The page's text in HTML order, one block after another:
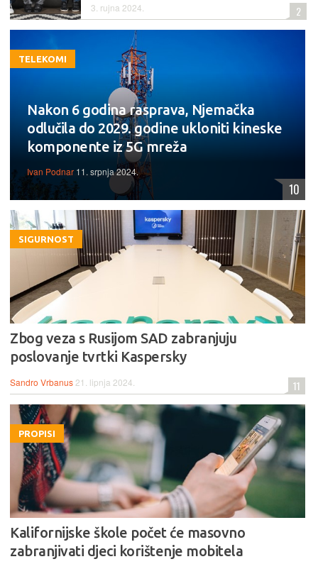
3. rujna 2024. 2
TELEKOMI
Nakon 6 godina rasprava, Njemačka
odlučila do 2029. godine ukloniti kineske
komponente iz 5G mreža
Ivan Podnar 11. srpnja 2024.
10
SIGURNOST
Zbog veza s Rusijom SAD zabranjuju
poslovanje tvrtki Kaspersky
Sandro Vrbanus 21. lipnja 2024. 11
PROPISI
Kalifornijske škole počet će masovno
zabranjivati djeci korištenje mobitela